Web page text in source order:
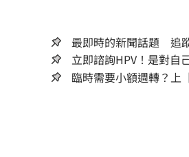
最即時的新聞話題 追
立即諮詢HPV！是對自
臨時需要小額週轉？上